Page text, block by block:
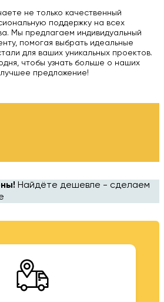
не только качественный
поддержку на всех
Мы предлагаем индивидуальный
помогая выбрать идеальные
для ваших уникальных проектов.
чтобы узнать больше о наших
лучшее предложение!
Найдёте дешевле - сделаем